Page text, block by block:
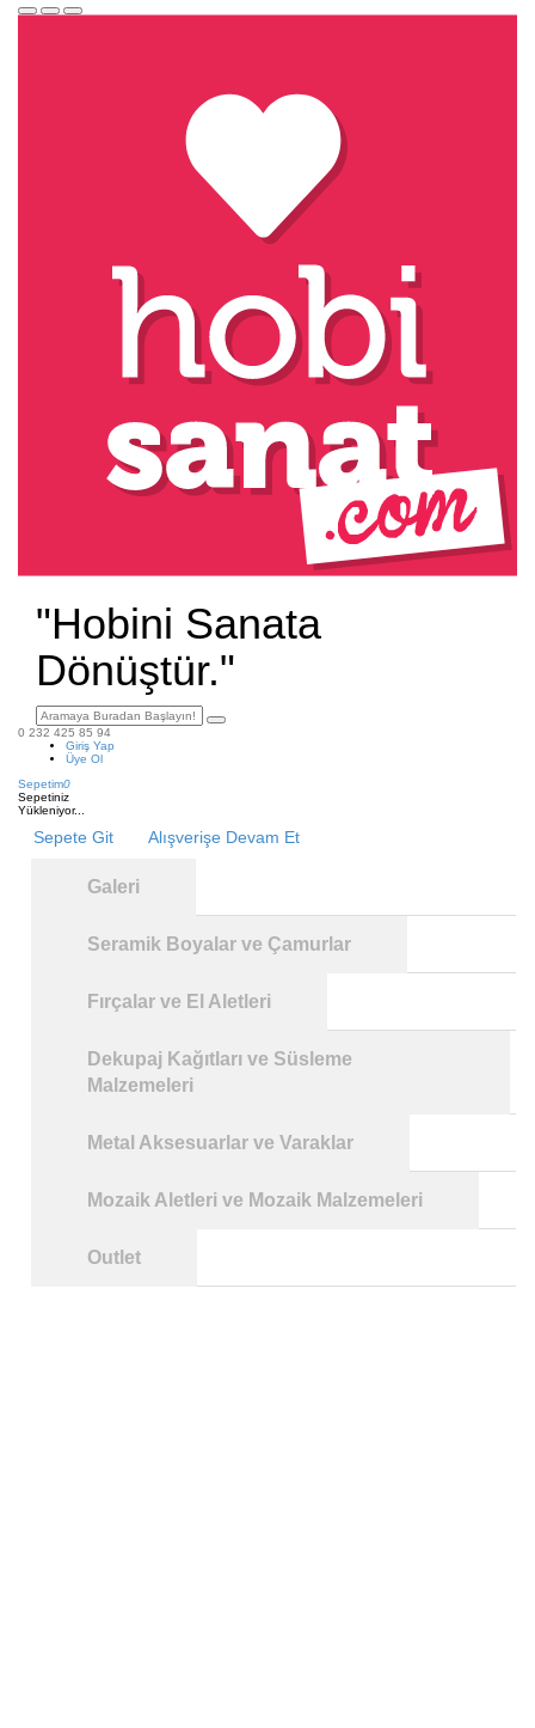
"Hobini Sanata
Dönüştür."
0 232 425 85 94
Giriş Yap
Üye Ol
Sepetim0
Sepetiniz
Yükleniyor...
Sepete Git Alışverişe Devam Et
Galeri
Seramik Boyalar ve Çamurlar
Fırçalar ve El Aletleri
Dekupaj Kağıtları ve Süsleme
Malzemeleri
Metal Aksesuarlar ve Varaklar
Mozaik Aletleri ve Mozaik Malzemeleri
Outlet